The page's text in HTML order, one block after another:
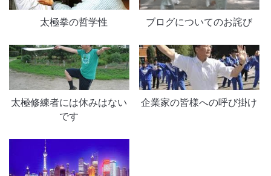
太極拳の哲学性 ブログについてのお詫び
太極修練者には休みはない
です
企業家の皆様への呼び掛け